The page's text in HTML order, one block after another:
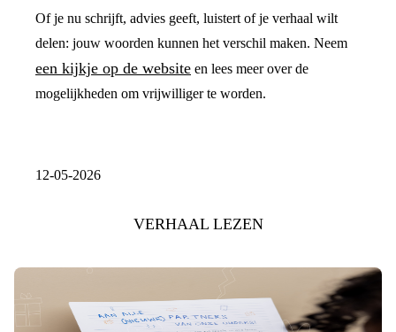
Of je nu schrijft, advies geeft, luistert of je verhaal wilt
delen: jouw woorden kunnen het verschil maken. Neem
een kijkje op de website en lees meer over de
mogelijkheden om vrijwilliger te worden.
12-05-2026
VERHAAL LEZEN